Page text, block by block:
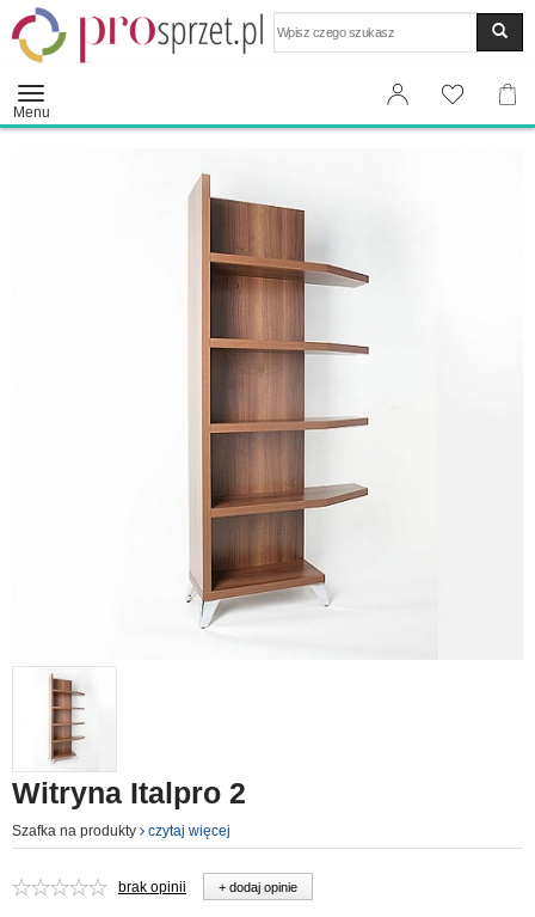
Menu
Witryna Italpro 2
Szafka na produkty czytaj więcej
brak opinii + dodaj opinie